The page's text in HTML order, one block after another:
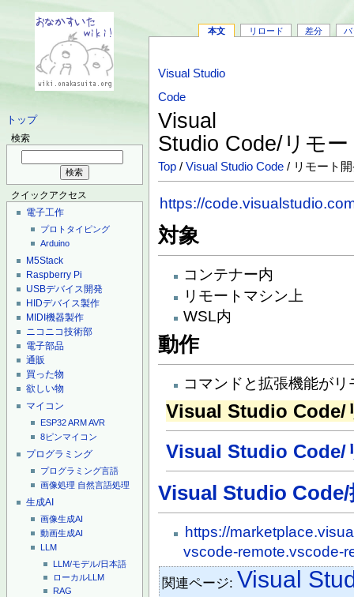
トップ
検索
クイックアクセス
電子工作
プロトタイピング
Arduino
M5Stack
Raspberry Pi
USBデバイス開発
HIDデバイス製作
MIDI機器製作
ニコニコ技術部
電子部品
通販
買った物
欲しい物
マイコン
ESP32ARMAVR
8ピンマイコン
プログラミング
プログラミング言語
画像処理 自然言語処理
生成AI
画像生成AI
動画生成AI
LLM
LLM/モデル/日本語
ローカルLLM
RAG
本文 リロード 差分 バ
Visual Studio
Code
Visual
Studio Code/リモ
Top /Visual Studio Code / リモート
https://
対象
コンテナー内
リモートマシン上
WSL内
動作
コマンドと拡張機能が
Visual Studio Code/
Visual Studio Code/
Visual Studio Code/
https://
vscode-remote.vscode-
関連ページ: Visual